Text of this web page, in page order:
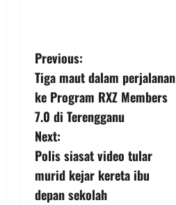
Previous:
Tiga maut dalam perjalanan
ke Program RXZ Members
7.0 di Terengganu
Next:
Polis siasat video tular
murid kejar kereta ibu
depan sekolah